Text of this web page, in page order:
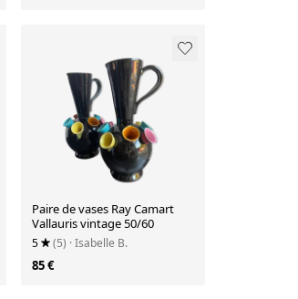
Paire de vases Ray Camart
Vallauris vintage 50/60
5 (5) · Isabelle B.
85 €